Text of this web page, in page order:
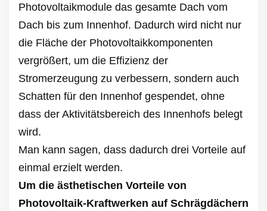
Photovoltaikmodule das gesamte Dach vom
Dach bis zum Innenhof. Dadurch wird nicht nur
die Fläche der Photovoltaikkomponenten
vergrößert, um die Effizienz der
Stromerzeugung zu verbessern, sondern auch
Schatten für den Innenhof gespendet, ohne
dass der Aktivitätsbereich des Innenhofs belegt
wird.
Man kann sagen, dass dadurch drei Vorteile auf
einmal erzielt werden.
Um die ästhetischen Vorteile von
Photovoltaik-Kraftwerken auf Schrägdächern